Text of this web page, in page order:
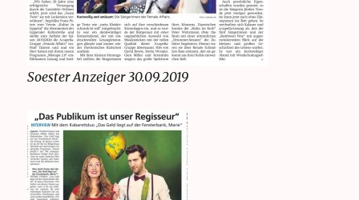
Soester Anzeiger 30.09.2019